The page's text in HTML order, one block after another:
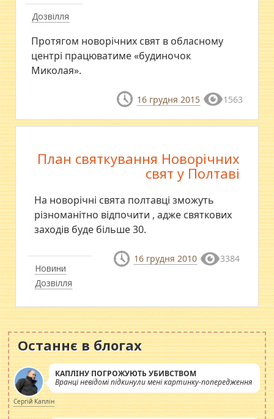
Дозвілля
Протягом новорічних свят в обласному
центрі працюватиме «будиночок
Миколая».
16 грудня 2015 1563
Новини
Дозвілля
План святкування Новорічних
свят у Полтаві
На новорічні свята полтавці зможуть
різноманітно відпочити , адже святкових
заходів буде більше 30.
16 грудня 2010 3384
Останнє в блогах
КАПЛІНУ ПОГРОЖУЮТЬ УБИВСТВОМ
Вранці невідомі підкинули мені картинку-попередження
Сергій Каплін